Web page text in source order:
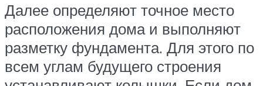
Далее определяют точное место
расположения дома и выполняют
разметку фундамента. Для этого по
всем углам будущего строения